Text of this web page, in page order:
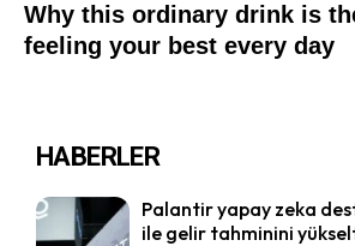
HABERLER
Palantir yapay zeka
ile gelir tahminini